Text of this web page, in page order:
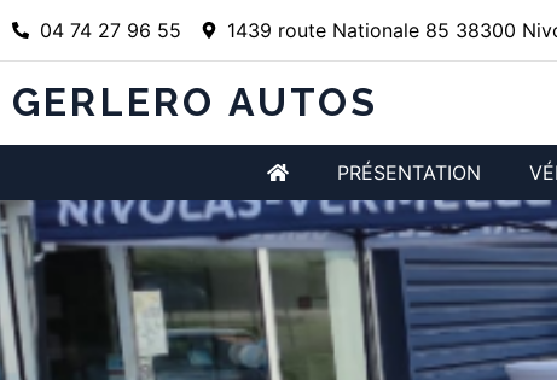
04 74 27 96 55 1439 route Nationale 85 38300
GERLERO AUTOS
PRÉSENTATION